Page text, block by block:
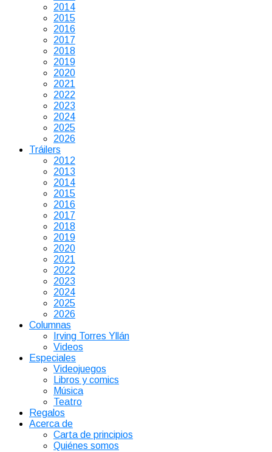
2014
2015
2016
2017
2018
2019
2020
2021
2022
2023
2024
2025
2026
Tráilers
2012
2013
2014
2015
2016
2017
2018
2019
2020
2021
2022
2023
2024
2025
2026
Columnas
Irving Torres Yllán
Videos
Especiales
Videojuegos
Libros y comics
Música
Teatro
Regalos
Acerca de
Carta de principios
Quiénes somos